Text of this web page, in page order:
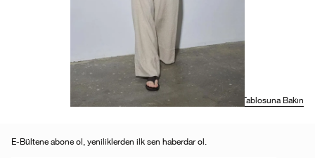
E-Bültene abone ol, yeniliklerden ilk sen haberdar ol.